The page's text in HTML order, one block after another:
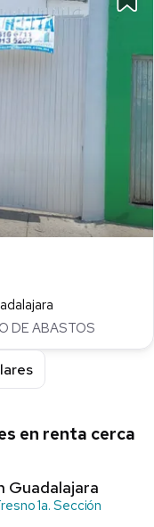
DE ABASTOS
en renta cerca
Guadalajara
1a. Sección